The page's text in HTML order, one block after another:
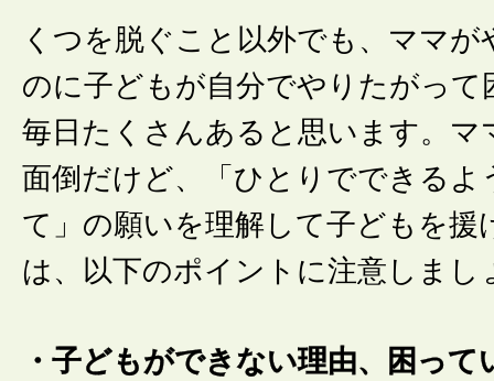
くつを脱ぐこと以外でも、ママ
のに子どもが自分でやりたがって
毎日たくさんあると思います。マ
面倒だけど、「ひとりでできるよ
て」の願いを理解して子どもを援
は、以下のポイントに注意しまし
・子どもができない理由、困って